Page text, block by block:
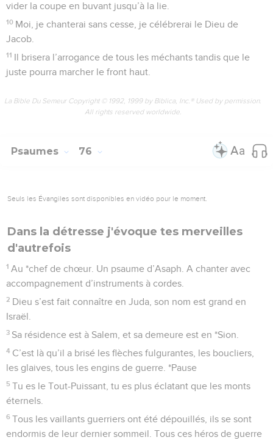
vider la coupe en buvant jusqu’à la lie.
10 Moi, je chanterai sans cesse, je célébrerai le Dieu de
Jacob.
11 Il brisera l’arrogance de tous les méchants tandis que le
juste pourra marcher le front haut.
La Bible Du Semeur Copyright © 1992, 1999 by Biblica, Inc.® Used by permission.
All rights reserved worldwide.
Psaumes 76
Seuls les Évangiles sont disponibles en vidéo pour le moment.
Dans la détresse j'évoque tes merveilles
d'autrefois
1 Au *chef de chœur. Un psaume d’Asaph. A chanter avec
accompagnement d’instruments à cordes.
2 Dieu s’est fait connaître en Juda, son nom est grand en
Israël.
3 Sa résidence est à Salem, et sa demeure est en *Sion.
4 C’est là qu’il a brisé les flèches fulgurantes, les boucliers,
les glaives, tous les engins de guerre. *Pause
5 Tu es le Tout-Puissant, tu es plus éclatant que les monts
éternels.
6 Tous les vaillants guerriers ont été dépouillés, ils se sont
endormis de leur dernier sommeil. Tous ces héros de guerre